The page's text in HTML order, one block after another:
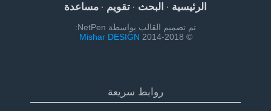
الرئيسية· البحث· تقويم· مساعدة
تم تصميم القالب بواسطة NetPen:
© 2014-2018
Mishar DESIGN
روابط سريعة